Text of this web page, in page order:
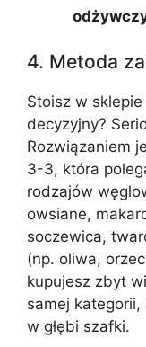
4. Metoda
Stoisz w
decyzyjny?
Rozwiązaniem
3-3, która
rodzajów
owsiane,
soczewica,
(np. oliwa,
kupujesz zbyt
samej
w głębi szafki.